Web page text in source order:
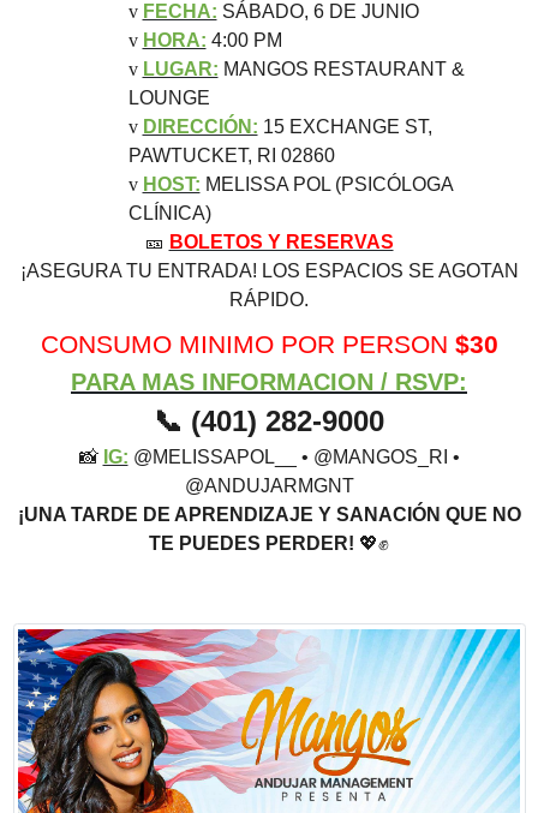
v FECHA: SÁBADO, 6 DE JUNIO
v HORA: 4:00 PM
v LUGAR: MANGOS RESTAURANT &
LOUNGE
v DIRECCIÓN: 15 EXCHANGE ST,
PAWTUCKET, RI 02860
v HOST: MELISSA POL (PSICÓLOGA
CLÍNICA)
🎫 BOLETOS Y RESERVAS
¡ASEGURA TU ENTRADA! LOS ESPACIOS SE AGOTAN
RÁPIDO.
CONSUMO MINIMO POR PERSON $30
PARA MAS INFORMACION / RSVP:
📞 (401) 282-9000
📸 IG: @MELISSAPOL__ • @MANGOS_RI •
@ANDUJARMGNT
¡UNA TARDE DE APRENDIZAJE Y SANACIÓN QUE NO
TE PUEDES PERDER! 💖✊